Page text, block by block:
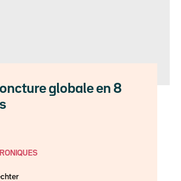
globale en 8